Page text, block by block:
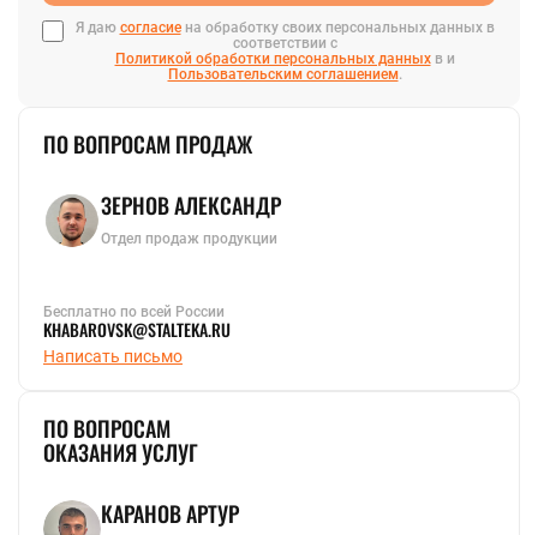
Я даю согласиена обработку своих персональных данных в
соответствии с
Политикой обработки персональных данныхв и
Пользовательским соглашением.
ПО ВОПРОСАМ ПРОДАЖ
ЗЕРНОВ АЛЕКСАНДР
Отдел продаж продукции
Бесплатно по всей России
KHABAROVSK@STALTEKA.RU
Написать письмо
ПО ВОПРОСАМ
ОКАЗАНИЯ УСЛУГ
КАРАНОВ АРТУР